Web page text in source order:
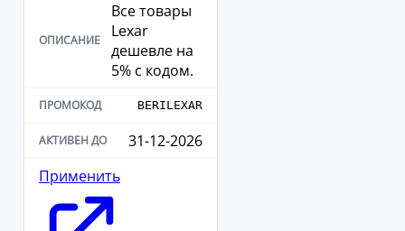
Все товары
Lexar
дешевле на
5% с кодом.
BERILEXAR
31-12-2026
Применить